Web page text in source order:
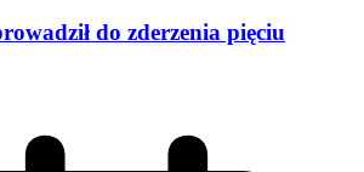
do zderzenia pięciu